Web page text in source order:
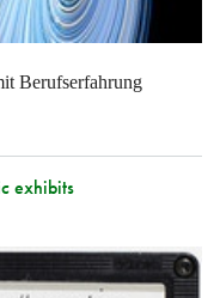
Berufserfahrung
exhibits